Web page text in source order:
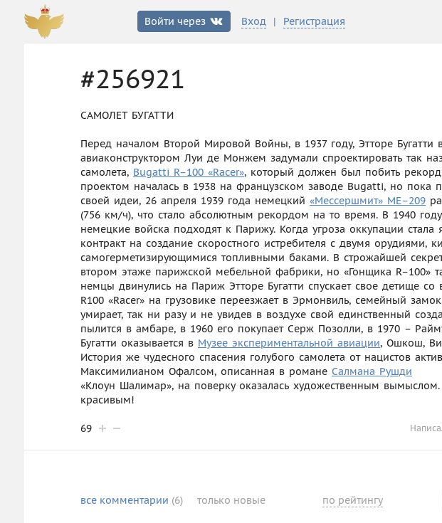
Войти через Вход | Регистрация
#256921
САМОЛЕТ БУГАТТИ
Перед началом Второй Мировой Войны, в 1937 году, Этторе Бугатти
авиаконструктором Луи де Монжем задумали спроектировать так
самолета, Bugatti R–100 «Racer», который должен был побить
проектом началась в 1938 на французском заводе Bugatti, но пока
своей идеи, 26 апреля 1939 года немецкий «Мессершмит» МЕ–209
(756 км/ч), что стало абсолютным рекордом на то время. В 1940
немецкие войска подходят к Парижу. Когда угроза оккупации стала
контракт на создание скоростного истребителя с двумя орудиями,
самогерметизирующимися топливными баками. В строжайшей
втором этаже парижской мебельной фабрики, но «Гонщика R–100»
немцы двинулись на Париж Этторе Бугатти спускает свое детище
R100 «Racer» на грузовике переезжает в Эрмонвиль, семейный
умирает, так ни разу и не увидев в воздухе свой единственный
пылится в амбаре, в 1960 его покупает Серж Позолли, в 1970 –
Бугатти оказывается в Музее экспериментальной авиации, Ошкош,
История же чудесного спасения голубого самолета от нацистов
Максимилианом Офалсом, описанная в романе Салмана Рушди
«Клоун Шалимар», на поверку оказалась художественным
красивым!
69
все комментарии (6) только новые по рейтингу